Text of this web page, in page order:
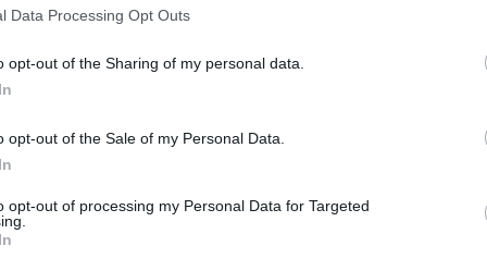
Data Processing Opt Outs
opt-out of the Sharing of my personal data.
opt-out of the Sale of my Personal Data.
opt-out of processing my Personal Data for Targeted
Ο